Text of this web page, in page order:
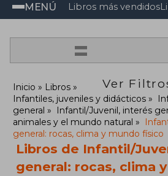
MENÚ Libros más vendidos
=
Ver
Inicio
Libros
Infantiles, juveniles y didácticos
general
Infantil/Juvenil, interés
animales y el mundo natural
general: rocas, clima y mundo físico
Libros de Infantil/
general: rocas, clima